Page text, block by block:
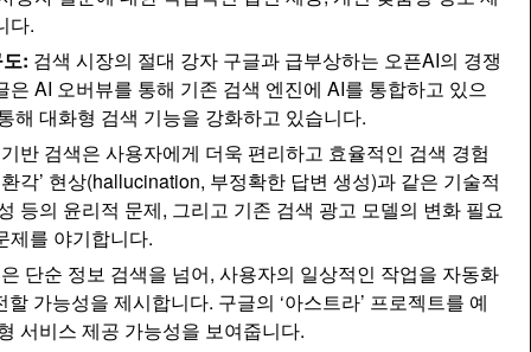
다.
: 검색 시장의 절대 강자 구글과 급부상하는 오픈AI의 경쟁
은 AI 오버뷰를 통해 기존 검색 엔진에 AI를 통합하고 있으
해 대화형 검색 기능을 강화하고 있습니다.
반 검색은 사용자에게 더욱 편리하고 효율적인 검색 경험
각’ 현상(hallucination, 부정확한 답변 생성)과 같은 기술적
등의 윤리적 문제, 그리고 기존 검색 광고 모델의 변화 필요
제를 야기합니다.
단순 정보 검색을 넘어, 사용자의 일상적인 작업을 자동화
가능성을 제시합니다. 구글의 ‘아스트라’ 프로젝트를 예
서비스 제공 가능성을 보여줍니다.